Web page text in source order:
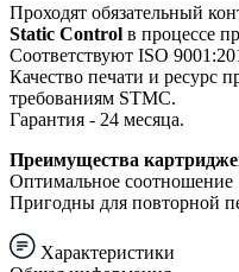
Проходят обязательный
Static Control в процессе
Соответствуют ISO
Качество печати и ресурс
требованиям STMC.
Гарантия - 24 месяца.
Преимущества
Оптимальное соотношение
Пригодны для повторной
Характеристики